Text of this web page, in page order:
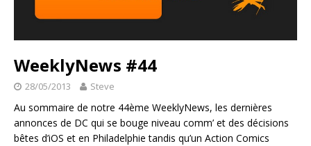
WeeklyNews #44
28/05/2013 Steve
Au sommaire de notre 44ème WeeklyNews, les dernières
annonces de DC qui se bouge niveau comm’ et des décisions
bêtes d’iOS et en Philadelphie tandis qu’un Action Comics